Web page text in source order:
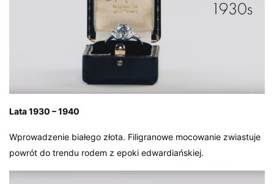
Lata 1930 – 1940
Wprowadzenie białego złota. Filigranowe mocowanie zwiastuje
powrót do trendu rodem z epoki edwardiańskiej.